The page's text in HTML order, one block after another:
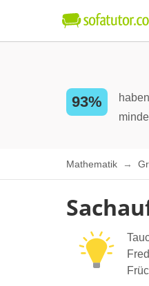
93%
Mathematik